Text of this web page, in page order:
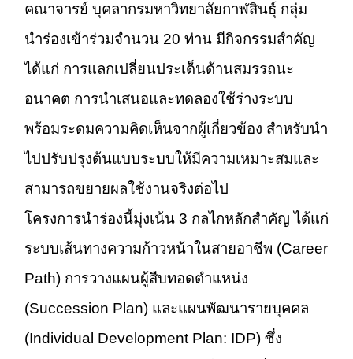
คณาจารย์ บุคลากรมหาวิทยาลัยกาฬสินธุ์ กลุ่ม
นำร่องเข้าร่วมจำนวน 20 ท่าน มีกิจกรรมสำคัญ
ได้แก่ การแลกเปลี่ยนประเด็นด้านสมรรถนะ
อนาคต การนำเสนอและทดลองใช้ร่างระบบ
พร้อมระดมความคิดเห็นจากผู้เกี่ยวข้อง สำหรับนำ
ไปปรับปรุงต้นแบบระบบให้มีความเหมาะสมและ
สามารถขยายผลใช้งานจริงต่อไป
โครงการนำร่องนี้มุ่งเน้น 3 กลไกหลักสำคัญ ได้แก่
ระบบเส้นทางความก้าวหน้าในสายอาชีพ (Career
Path) การวางแผนผู้สืบทอดตำแหน่ง
(Succession Plan) และแผนพัฒนารายบุคคล
(Individual Development Plan: IDP) ซึ่ง